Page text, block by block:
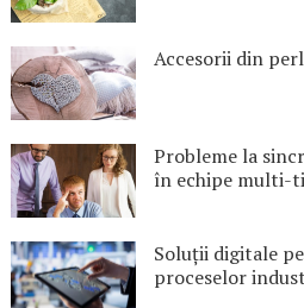
Accesorii din
Probleme la
în echipe multi-
Soluții digitale
proceselor